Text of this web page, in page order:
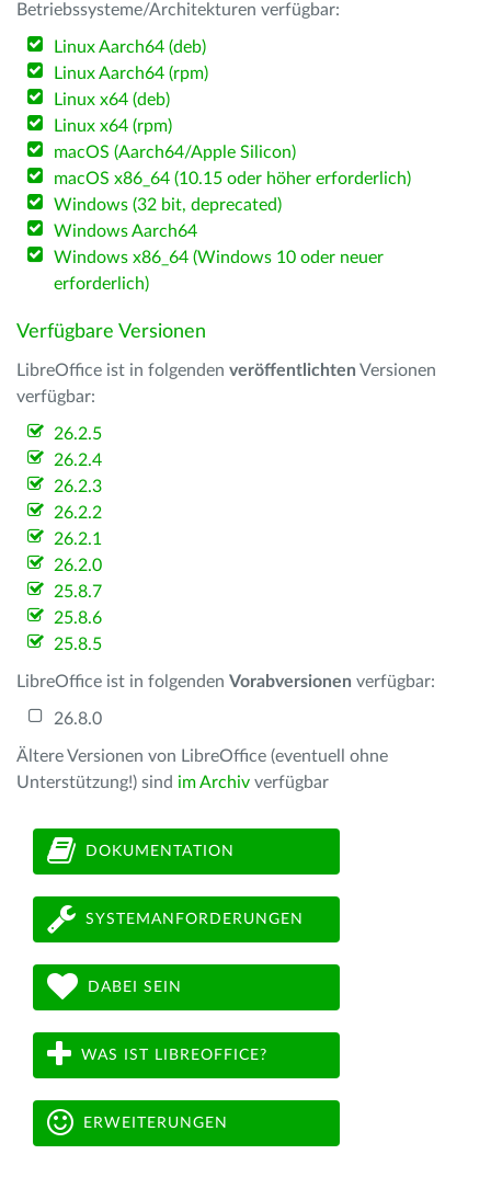
Betriebssysteme/Architekturen verfügbar:
Linux Aarch64 (deb)
Linux Aarch64 (rpm)
Linux x64 (deb)
Linux x64 (rpm)
macOS (Aarch64/Apple Silicon)
macOS x86_64 (10.15 oder höher erforderlich)
Windows (32 bit, deprecated)
Windows Aarch64
Windows x86_64 (Windows 10 oder neuer
erforderlich)
Verfügbare Versionen
LibreOffice ist in folgenden veröffentlichten Versionen
verfügbar:
26.2.5
26.2.4
26.2.3
26.2.2
26.2.1
26.2.0
25.8.7
25.8.6
25.8.5
LibreOffice ist in folgenden Vorabversionen verfügbar:
26.8.0
Ältere Versionen von LibreOffice (eventuell ohne
Unterstützung!) sind im Archiv verfügbar
DOKUMENTATION
SYSTEMANFORDERUNGEN
DABEI SEIN
WAS IST LIBREOFFICE?
ERWEITERUNGEN